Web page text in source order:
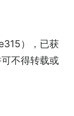
），已获
不得转载或